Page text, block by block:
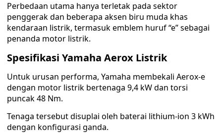
Perbedaan utama hanya terletak pada sektor
penggerak dan beberapa aksen biru muda khas
kendaraan listrik, termasuk emblem huruf “e” sebagai
penanda motor listrik.
Spesifikasi Yamaha Aerox Listrik
Untuk urusan performa, Yamaha membekali Aerox-e
dengan motor listrik bertenaga 9,4 kW dan torsi
puncak 48 Nm.
Tenaga tersebut disuplai oleh baterai lithium-ion 3 kWh
dengan konfigurasi ganda.